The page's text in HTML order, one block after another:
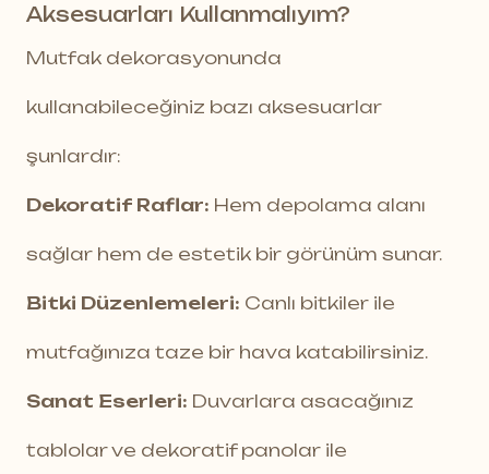
Aksesuarları Kullanmalıyım?
Mutfak dekorasyonunda
kullanabileceğiniz bazı aksesuarlar
şunlardır:
Dekoratif Raflar: Hem depolama alanı
sağlar hem de estetik bir görünüm sunar.
Bitki Düzenlemeleri: Canlı bitkiler ile
mutfağınıza taze bir hava katabilirsiniz.
Sanat Eserleri: Duvarlara asacağınız
tablolar ve dekoratif panolar ile